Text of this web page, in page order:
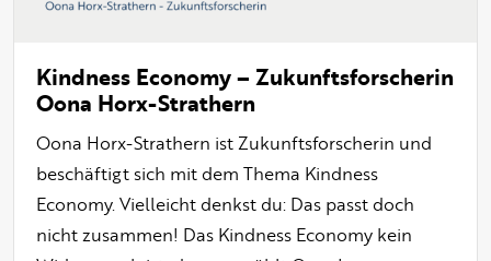
Kindness Economy – Zukunftsforscherin
Oona Horx-Strathern
Oona Horx-Strathern ist Zukunftsforscherin und
beschäftigt sich mit dem Thema Kindness
Economy. Vielleicht denkst du: Das passt doch
nicht zusammen! Das Kindness Economy kein